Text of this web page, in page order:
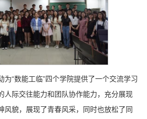
为“数能工临”四个学院提供了一个交流学习
人际交往能力和团队协作能力，充分展现
风貌，展现了青春风采，同时也放松了同